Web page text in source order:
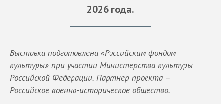
2026 года.
Выставка подготовлена «Российским фондом
культуры» при участии Министерства культуры
Российской Федерации. Партнер проекта –
Российское военно-историческое общество.